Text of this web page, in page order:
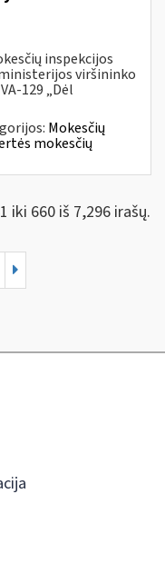
inspekcijos
viršininko
129 „Dėl
Mokesčių
mokesčių
iki 660 iš 7,296 irašų.